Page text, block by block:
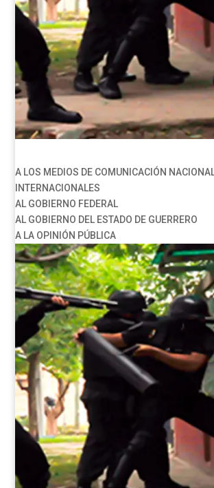
A LOS MEDIOS DE COMUNICACIÓN
INTERNACIONALES
AL GOBIERNO FEDERAL
AL GOBIERNO DEL ESTADO DE GUERRERO
A LA OPINIÓN PÚBLICA